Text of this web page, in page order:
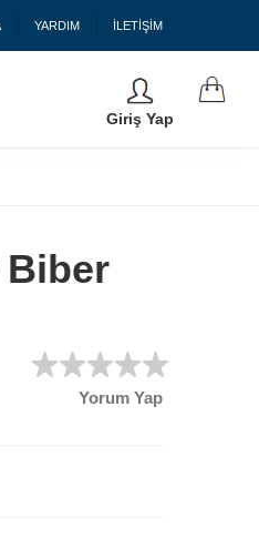
YARDIM İLETİŞİM
Giriş Yap
Yorum Yap